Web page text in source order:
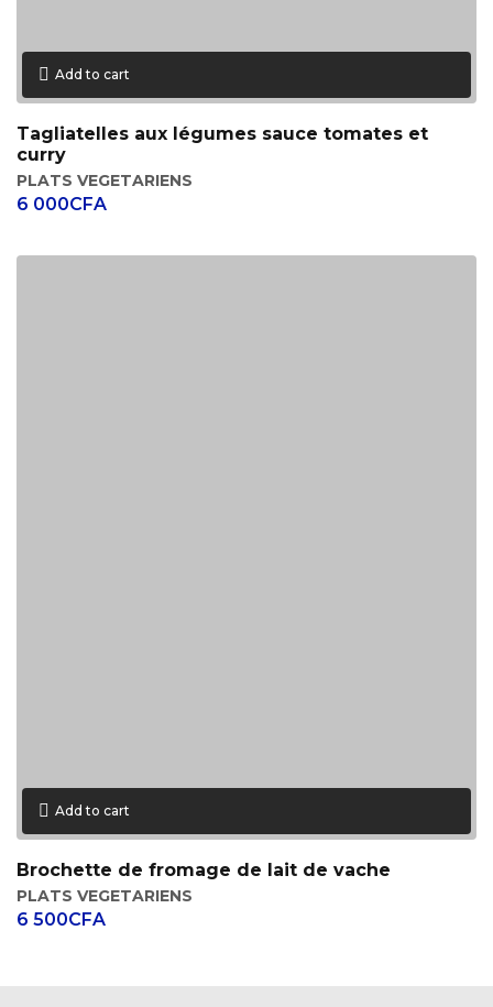
Add to cart
Tagliatelles aux légumes sauce tomates et
curry
PLATS VEGETARIENS
6 000CFA
Add to cart
Brochette de fromage de lait de vache
PLATS VEGETARIENS
6 500CFA